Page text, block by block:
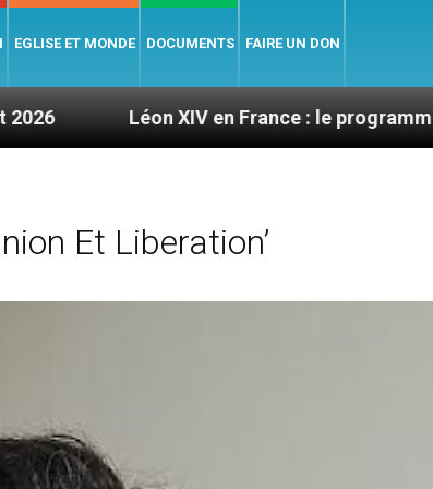
EGLISE ET MONDE DOCUMENTS FAIRE UN DON
XIV en France : le programme détaillé de
Et Liberation’